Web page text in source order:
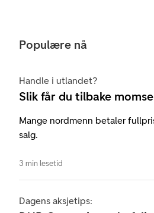
Populære nå
Handle i utlandet?
Slik får du tilbake
Mange nordmenn betaler
salg.
3 min lesetid
Dagens aksjetips: